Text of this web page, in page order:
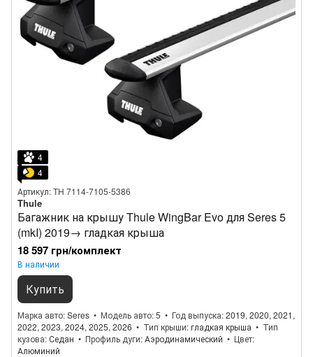
4
4
Артикул: TH 7114-7105-5386
Thule
Багажник на крышу Thule WingBar Evo для Seres 5
(mkI) 2019→ гладкая крыша
18 597 грн/комплект
В наличии
Купить
Марка авто Seres Модель авто 5 Год выпуска 2019, 2020, 2021,
2022, 2023, 2024, 2025, 2026
Тип крыши гладкая крыша
Тип
кузова Седан Профиль дуги Аэродинамический
Цвет
Алюминий